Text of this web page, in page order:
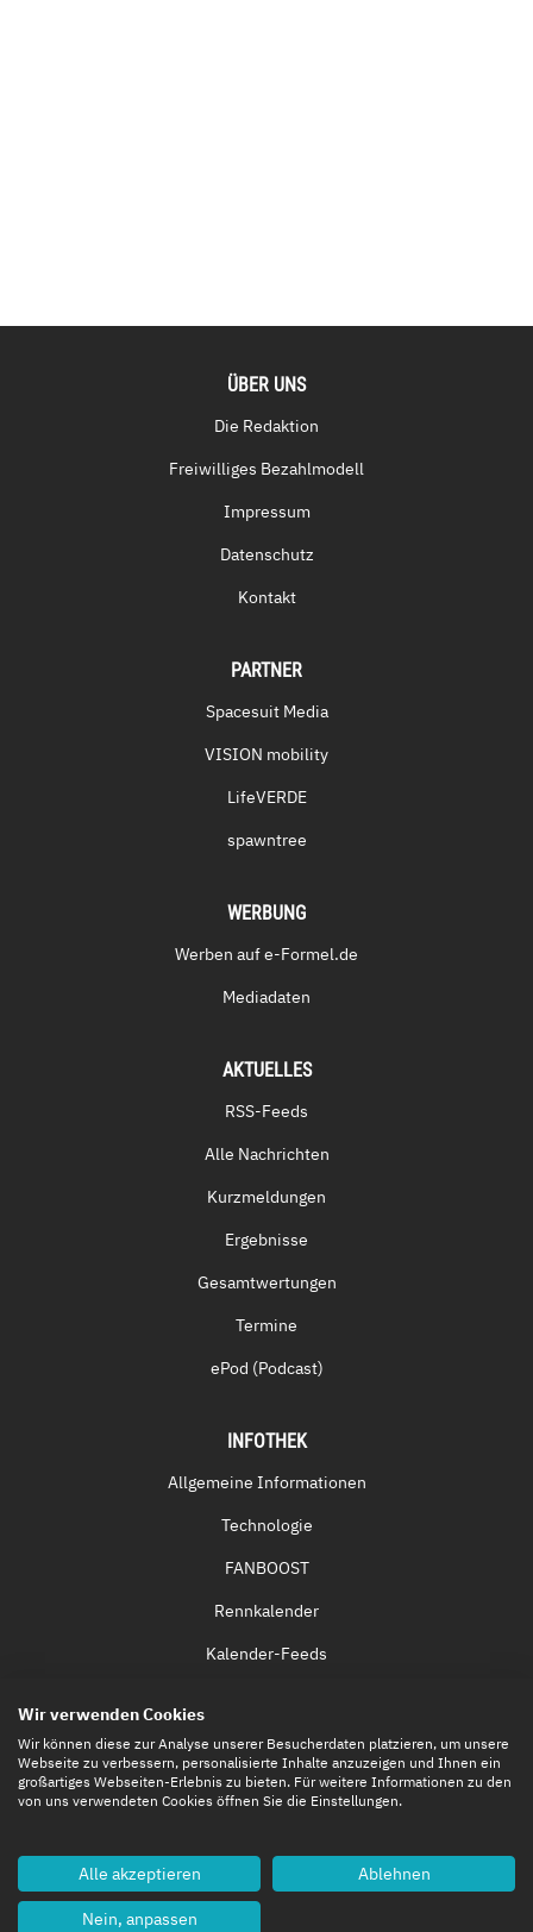
ÜBER UNS
Die Redaktion
Freiwilliges Bezahlmodell
Impressum
Datenschutz
Kontakt
PARTNER
Spacesuit Media
VISION mobility
LifeVERDE
spawntree
WERBUNG
Werben auf e-Formel.de
Mediadaten
AKTUELLES
RSS-Feeds
Alle Nachrichten
Kurzmeldungen
Ergebnisse
Gesamtwertungen
Termine
ePod (Podcast)
INFOTHEK
Allgemeine Informationen
Technologie
FANBOOST
Rennkalender
Kalender-Feeds
Eintrittskarten
Wir verwenden Cookies
Wir können diese zur Analyse unserer Besucherdaten platzieren, um unsere
Webseite zu verbessern, personalisierte Inhalte anzuzeigen und Ihnen ein
großartiges Webseiten-Erlebnis zu bieten. Für weitere Informationen zu den
von uns verwendeten Cookies öffnen Sie die Einstellungen.
Alle akzeptieren Ablehnen
Nein, anpassen